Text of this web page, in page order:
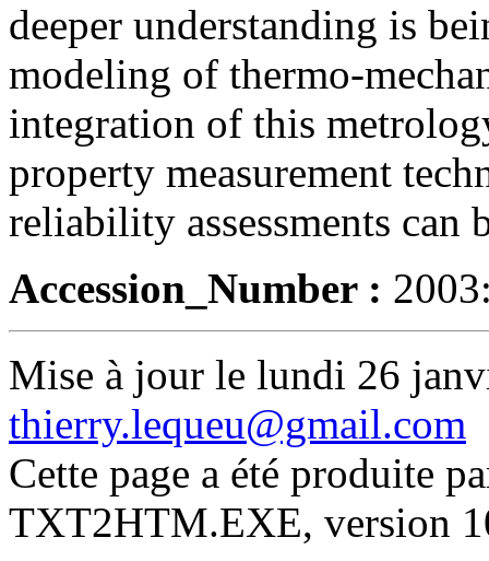
deeper understanding is
modeling of thermo-
integration of this
property measurement
reliability assessments can
Accession_Number :
Mise à jour le lundi 26
thierry.lequeu@gmail.com
Cette page a été produite
TXT2HTM.EXE, version